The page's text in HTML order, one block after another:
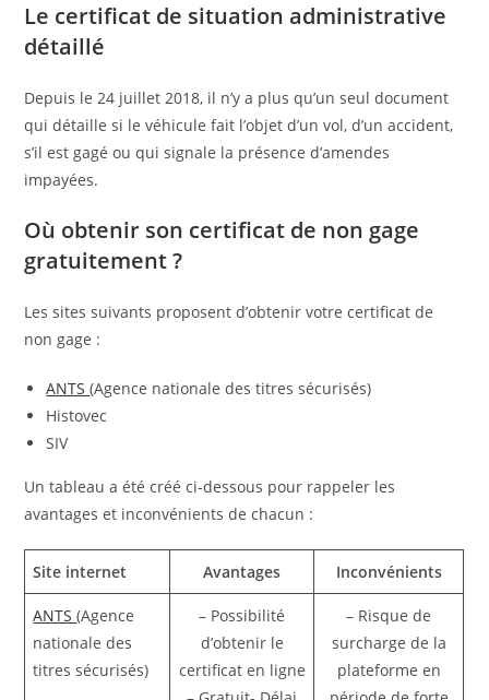
Le certificat de situation administrative
détaillé
Depuis le 24 juillet 2018, il n’y a plus qu’un seul document
qui détaille si le véhicule fait l’objet d’un vol, d’un accident,
s’il est gagé ou qui signale la présence d’amendes
impayées.
Où obtenir son certificat de non gage
gratuitement ?
Les sites suivants proposent d’obtenir votre certificat de
non gage :
ANTS(Agence nationale des titres sécurisés)
Histovec
SIV
Un tableau a été créé ci-dessous pour rappeler les
avantages et inconvénients de chacun :
Site internet Avantages Inconvénients
ANTS(Agence
nationale des
titres sécurisés)
– Possibilité
d’obtenir le
certificat en ligne
– Risque de
surcharge de la
plateforme en